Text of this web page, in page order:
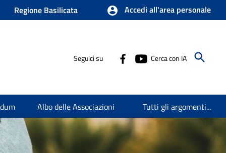
Regione Basilicata Accedi all'area personale
Seguici su Cerca con IA
Albo delle Associazioni Tutti gli argomenti...